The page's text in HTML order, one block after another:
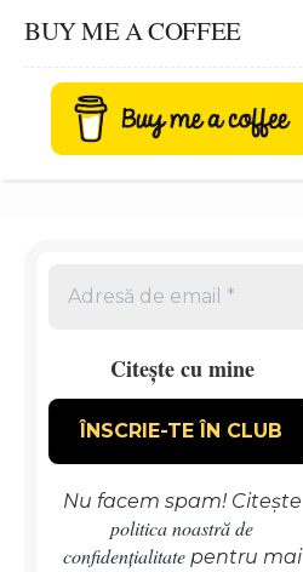
BUY ME A COFFEE
Citește cu mine
Nu facem spam! Citește
politica noastră de
confidențialitatepentru mai